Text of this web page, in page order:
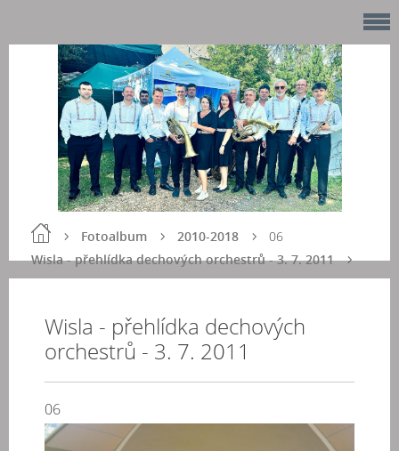
Fotoalbum
2010-2018
Wisla - přehlídka dechových orchestrů - 3. 7. 2011
06
Wisla - přehlídka dechových
orchestrů - 3. 7. 2011
06